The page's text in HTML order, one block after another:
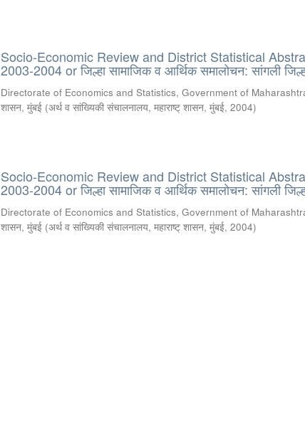
Socio-Economic Review and District Statistical
2003-2004 or जिल्हा सामाजिक व आर्थिक समालोचन: सांगली
Directorate of Economics and Statistics, Government of
शासन, मुंबई (अर्थ व सांख्यिकी संचालनालय, महाराष्ट् शासन, मुंबई,2004)
Socio-Economic Review and District Statistical
2003-2004 or जिल्हा सामाजिक व आर्थिक समालोचन: सांगली
Directorate of Economics and Statistics, Government of
शासन, मुंबई (अर्थ व सांख्यिकी संचालनालय, महाराष्ट् शासन, मुंबई,2004)